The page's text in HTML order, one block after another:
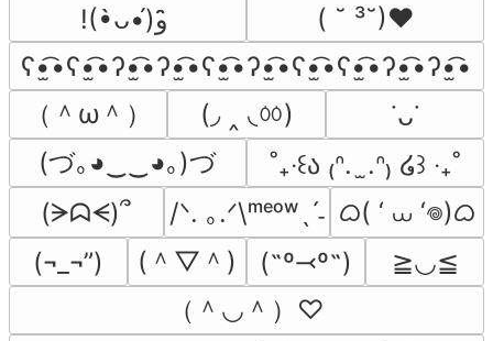
( ˘ ³˘)♥
ʕ•̫͡•ʕ•̫͡•ʔ•̫͡•ʔ•̫͡•ʕ•̫͡•ʔ•̫͡•ʕ•̫͡•ʕ•̫͡•ʔ•̫͡•ʔ•̫͡•
（＾ω＾）
(◞ ‸ ◟ㆀ)
˙ᴗ˙
(づ｡◕‿‿◕｡)づ
˚₊‧꒰ა ₍ᐢ.  ̫.ᐢ₎ ໒꒱ ‧₊˚
(ᗒᗣᗕ)՞
/ᐠ. ｡.ᐟ\ᵐᵉᵒʷˎˊ˗ ᜊ( ‘ ⩊ ‘𖦹)ᜊ
(¬_¬”)
(＾▽＾) (˶º⤙º˶)
≧◡≦
（＾◡＾）♡